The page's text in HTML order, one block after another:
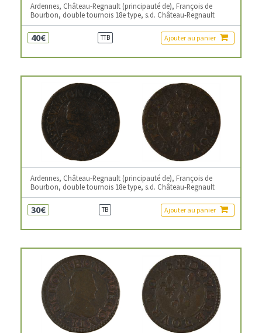
Ardennes, Château-Regnault (principauté de), François de
Bourbon, double tournois 18e type, s.d. Château-Regnault
40€ TTB Ajouter au panier
Ardennes, Château-Regnault (principauté de), François de
Bourbon, double tournois 18e type, s.d. Château-Regnault
30€ TB Ajouter au panier